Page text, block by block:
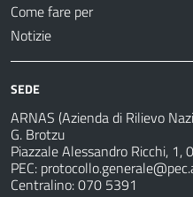
Come fare per
Notizie
SEDE
ARNAS (Azienda di Rilievo
G. Brotzu
Piazzale Alessandro Ricchi, 1,
PEC:
Centralino: 070 5391